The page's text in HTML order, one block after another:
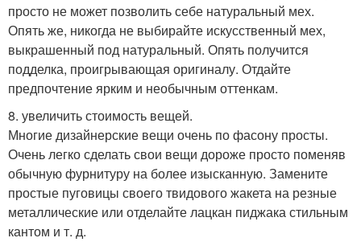
просто не может позволить себе натуральный мех.
Опять же, никогда не выбирайте искусственный мех,
выкрашенный под натуральный. Опять получится
подделка, проигрывающая оригиналу. Отдайте
предпочтение ярким и необычным оттенкам.
8. увеличить стоимость вещей.
Многие дизайнерские вещи очень по фасону просты.
Очень легко сделать свои вещи дороже просто поменяв
обычную фурнитуру на более изысканную. Замените
простые пуговицы своего твидового жакета на резные
металлические или отделайте лацкан пиджака стильным
кантом и т. д.